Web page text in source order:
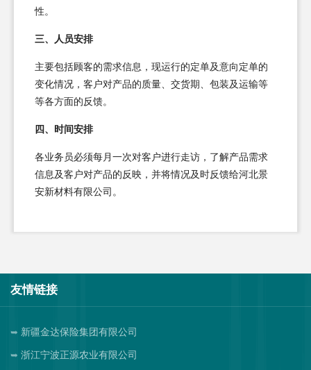
性。
三、人员安排
主要包括顾客的需求信息，现运行的定单及意向定单的
变化情况，客户对产品的质量、交货期、包装及运输等
等各方面的反馈。
四、时间安排
各业务员必须每月一次对客户进行走访，了解产品需求
信息及客户对产品的反映，并将情况及时反馈给河北景
安新材料有限公司。
友情链接
新疆金达保险集团有限公司
浙江宁波正源农业有限公司